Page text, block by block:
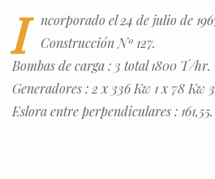
I
ncorporado el 24 de julio de
Construcción Nº 127.
Bombas de carga : 3 total 1800 T/hr.
Generadores : 2 x 336 Kw 1 x 78 Kw
Eslora entre perpendiculares : 161,55.